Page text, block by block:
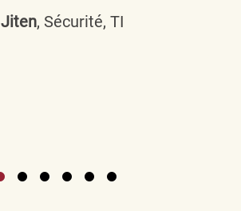
Jiten, Sécurité, TI